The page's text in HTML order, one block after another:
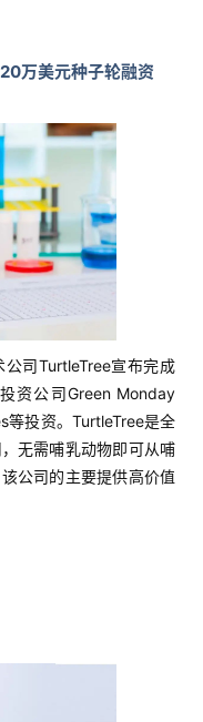
万美元种子轮融资
司TurtleTree宣布完成
资公司Green Monday
等投资。TurtleTree是全
无需哺乳动物即可从哺
公司的主要提供高价值